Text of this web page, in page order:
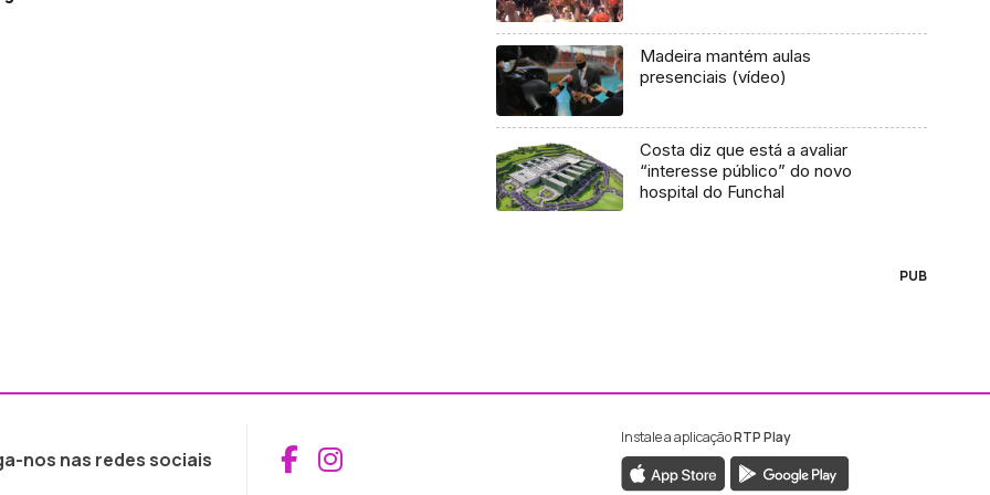
Madeira mantém aulas
presenciais (vídeo)
Costa diz que está a avaliar
“interesse público” do novo
hospital do Funchal
PUB
nos nas redes sociais Aceder ao Facebook da RTP Madeira
Aceder ao Instagram da RTP Madeira
Instale a aplicaçãoRTP Play